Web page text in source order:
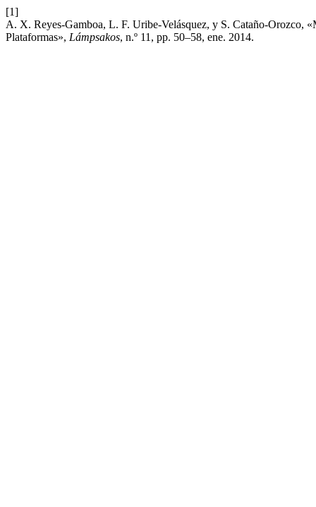
[1]
A. X. Reyes-Gamboa, L. F. Uribe-Velásquez, y S. Cataño-Orozco,
Plataformas», Lámpsakos, n.º 11, pp. 50–58, ene. 2014.